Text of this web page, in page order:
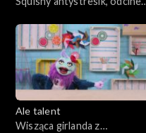
Ale talent
Wisząca girlanda z